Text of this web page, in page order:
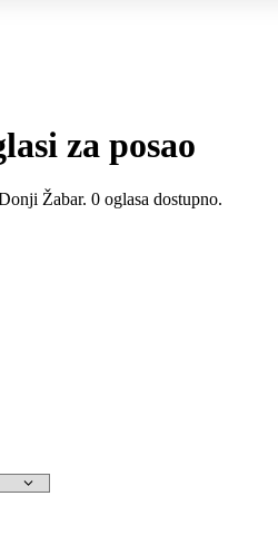
za posao
Žabar. 0 oglasa dostupno.